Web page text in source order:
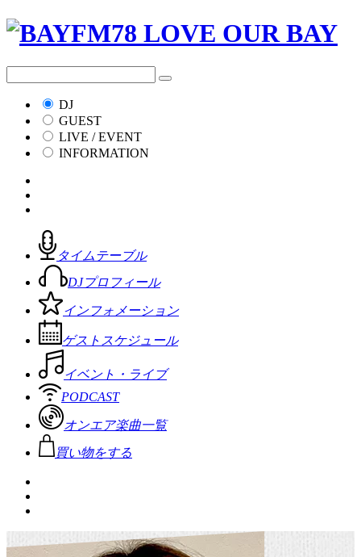
DJ
GUEST
LIVE / EVENT
INFORMATION
タイムテーブル
DJプロフィール
インフォメーション
ゲストスケジュール
イベント・ライブ
PODCAST
オンエア楽曲一覧
買い物をする